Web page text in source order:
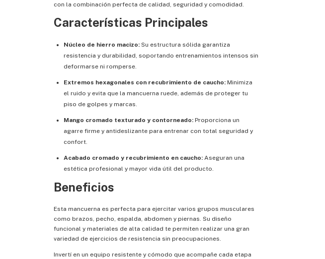
con la combinación perfecta de calidad, seguridad y comodidad.
Características Principales
Núcleo de hierro macizo: Su estructura sólida garantiza
resistencia y durabilidad, soportando entrenamientos intensos sin
deformarse ni romperse.
Extremos hexagonales con recubrimiento de caucho: Minimiza
el ruido y evita que la mancuerna ruede, además de proteger tu
piso de golpes y marcas.
Mango cromado texturado y contorneado: Proporciona un
agarre firme y antideslizante para entrenar con total seguridad y
confort.
Acabado cromado y recubrimiento en caucho: Aseguran una
estética profesional y mayor vida útil del producto.
Beneficios
Esta mancuerna es perfecta para ejercitar varios grupos musculares
como brazos, pecho, espalda, abdomen y piernas. Su diseño
funcional y materiales de alta calidad te permiten realizar una gran
variedad de ejercicios de resistencia sin preocupaciones.
Invertí en un equipo resistente y cómodo que acompañe cada etapa